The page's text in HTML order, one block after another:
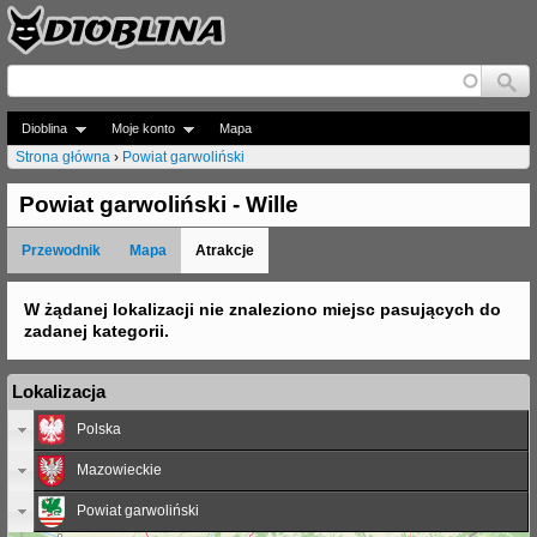
Jump to navigation
Dioblina Moje konto Mapa
J
e
s
e
ś
t
a
Strona główna › Powiat garwoliński
Powiat garwoliński - Wille
Przewodnik Mapa Atrakcje
W żądanej lokalizacji nie znaleziono miejsc pasujących do
zadanej kategorii.
Lokalizacja
Polska
Mazowieckie
Powiat garwoliński